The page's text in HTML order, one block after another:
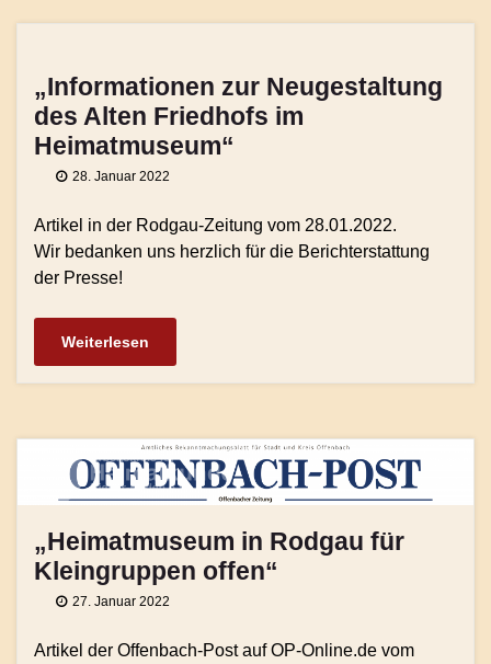
„Informationen zur Neugestaltung
des Alten Friedhofs im
Heimatmuseum“
28. Januar 2022
Artikel in der Rodgau-Zeitung vom 28.01.2022.
Wir bedanken uns herzlich für die Berichterstattung
der Presse!
Weiterlesen
„Heimatmuseum in Rodgau für
Kleingruppen offen“
27. Januar 2022
Artikel der Offenbach-Post auf OP-Online.de vom